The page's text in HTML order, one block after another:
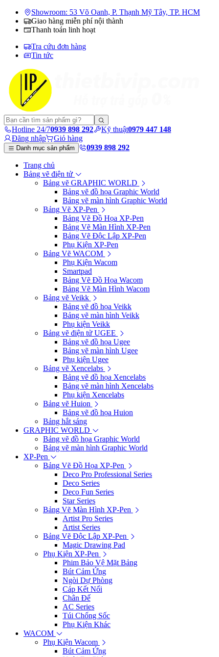
Showroom: 53 Võ Oanh, P. Thạnh Mỹ Tây, TP. HCM
Giao hàng miễn phí nội thành
Thanh toán linh hoạt
Tra cứu đơn hàng
Tin tức
Hotline 24/70939 898 292 Kỹ thuật0979 447 148
Đăng nhập
Giỏ hàng
Danh mục sản phẩm 0939 898 292
Trang chủ
Bảng vẽ điện tử
Bảng vẽ GRAPHIC WORLD
Bảng vẽ đồ họa Graphic World
Bảng vẽ màn hình Graphic World
Bảng Vẽ XP-Pen
Bảng Vẽ Đồ Họa XP-Pen
Bảng Vẽ Màn Hình XP-Pen
Bảng Vẽ Độc Lập XP-Pen
Phụ Kiện XP-Pen
Bảng Vẽ WACOM
Phụ Kiện Wacom
Smartpad
Bảng Vẽ Đồ Họa Wacom
Bảng Vẽ Màn Hình Wacom
Bảng vẽ Veikk
Bảng vẽ đồ họa Veikk
Bảng vẽ màn hình Veikk
Phụ kiện Veikk
Bảng vẽ điện tử UGEE
Bảng vẽ đồ họa Ugee
Bảng vẽ màn hình Ugee
Phụ kiện Ugee
Bảng vẽ Xencelabs
Bảng vẽ đồ họa Xencelabs
Bảng vẽ màn hình Xencelabs
Phụ kiện Xencelabs
Bảng vẽ Huion
Bảng vẽ đồ họa Huion
Bảng hắt sáng
GRAPHIC WORLD
Bảng vẽ đồ họa Graphic World
Bảng vẽ màn hình Graphic World
XP-Pen
Bảng Vẽ Đồ Họa XP-Pen
Deco Pro Professional Series
Deco Series
Deco Fun Series
Star Series
Bảng Vẽ Màn Hình XP-Pen
Artist Pro Series
Artist Series
Bảng Vẽ Độc Lập XP-Pen
Magic Drawing Pad
Phụ Kiện XP-Pen
Phim Bảo Vệ Mặt Bảng
Bút Cảm Ứng
Ngòi Dự Phòng
Cáp Kết Nối
Chân Đế
AC Series
Túi Chống Sốc
Phụ Kiện Khác
WACOM
Phụ Kiện Wacom
Bút Cảm Ứng